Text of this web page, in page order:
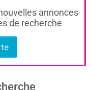
annonces
de recherche